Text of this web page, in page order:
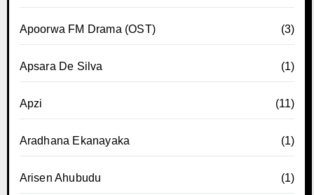
Apoorwa FM Drama (OST) (3)
Apsara De Silva (1)
Apzi (11)
Aradhana Ekanayaka (1)
Arisen Ahubudu (1)